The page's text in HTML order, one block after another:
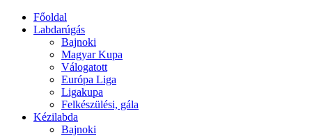
Főoldal
Labdarúgás
Bajnoki
Magyar Kupa
Válogatott
Európa Liga
Ligakupa
Felkészülési, gála
Kézilabda
Bajnoki